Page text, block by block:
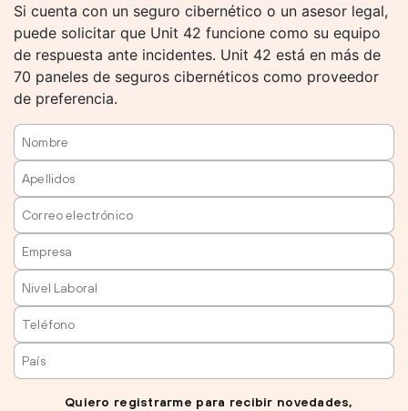
Si cuenta con un seguro cibernético o un asesor legal,
puede solicitar que Unit 42 funcione como su equipo
de respuesta ante incidentes. Unit 42 está en más de
70 paneles de seguros cibernéticos como proveedor
de preferencia.
Quiero registrarme para recibir novedades,